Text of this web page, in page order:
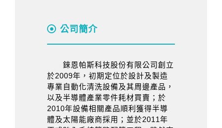
公司簡介
錸恩帕斯科技股份有限公司創立
於2009年，初期定位於設計及製造
專業自動化清洗設備及其周邊產品，
以及半導體產業零件耗材買賣；於
2010年設備相關產品順利獲得半導
體及太陽能廠商採用；並於2011年